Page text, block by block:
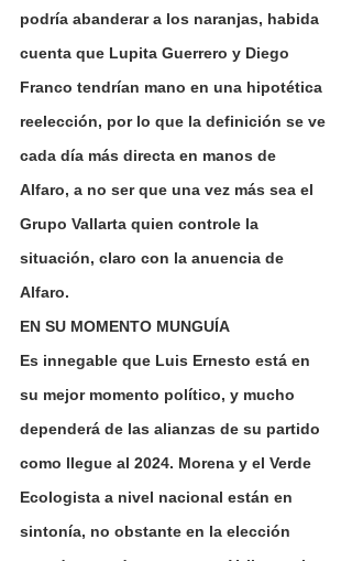
podría abanderar a los naranjas, habida
cuenta que Lupita Guerrero y Diego
Franco tendrían mano en una hipotética
reelección, por lo que la definición se ve
cada día más directa en manos de
Alfaro, a no ser que una vez más sea el
Grupo Vallarta quien controle la
situación, claro con la anuencia de
Alfaro.
EN SU MOMENTO MUNGUÍA
Es innegable que Luis Ernesto está en
su mejor momento político, y mucho
dependerá de las alianzas de su partido
como llegue al 2024. Morena y el Verde
Ecologista a nivel nacional están en
sintonía, no obstante en la elección